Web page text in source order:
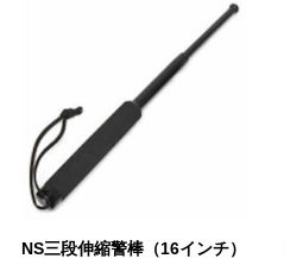
NS三段伸縮警棒（16インチ）